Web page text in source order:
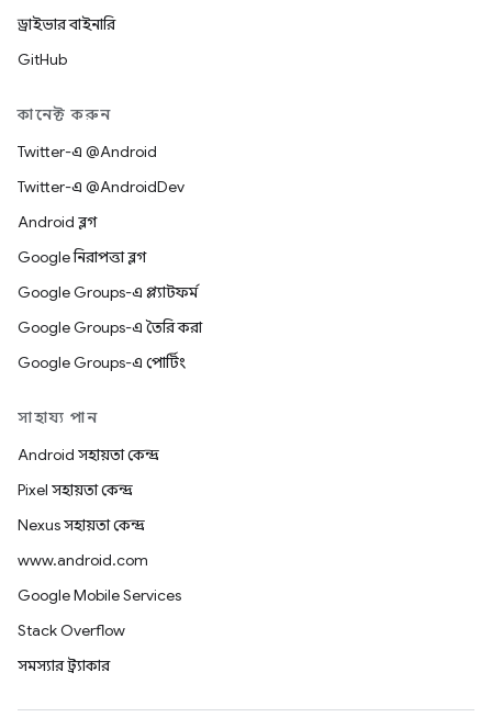
ড্রাইভার বাইনারি
GitHub
কানেক্ট করুন
Twitter-এ @Android
Twitter-এ @AndroidDev
Android ব্লগ
Google নিরাপত্তা ব্লগ
Google Groups-এ প্ল্যাটফর্ম
Google Groups-এ তৈরি করা
Google Groups-এ পোর্টিং
সাহায্য পান
Android সহায়তা কেন্দ্র
Pixel সহায়তা কেন্দ্র
Nexus সহায়তা কেন্দ্র
www.android.com
Google Mobile Services
Stack Overflow
সমস্যার ট্র্যাকার